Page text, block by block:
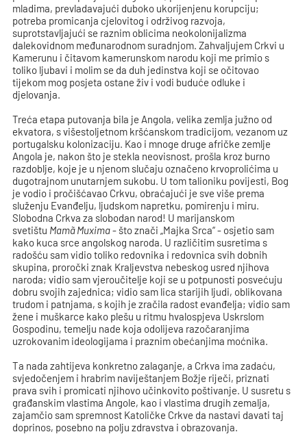
mladima, prevladavajući duboko ukorijenjenu korupciju;
potreba promicanja cjelovitog i održivog razvoja,
suprotstavljajući se raznim oblicima neokolonijalizma
dalekovidnom međunarodnom suradnjom. Zahvaljujem Crkvi u
Kamerunu i čitavom kamerunskom narodu koji me primio s
toliko ljubavi i molim se da duh jedinstva koji se očitovao
tijekom mog posjeta ostane živ i vodi buduće odluke i
djelovanja.
Treća etapa putovanja bila je Angola, velika zemlja južno od
ekvatora, s višestoljetnom kršćanskom tradicijom, vezanom uz
portugalsku kolonizaciju. Kao i mnoge druge afričke zemlje
Angola je, nakon što je stekla neovisnost, prošla kroz burno
razdoblje, koje je u njenom slučaju označeno krvoprolićima u
dugotrajnom unutarnjem sukobu. U tom talioniku povijesti, Bog
je vodio i pročišćavao Crkvu, obraćajući je sve više prema
služenju Evanđelju, ljudskom napretku, pomirenju i miru.
Slobodna Crkva za slobodan narod! U marijanskom
svetištu Mamã Muxima- što znači „Majka Srca“ - osjetio sam
kako kuca srce angolskog naroda. U različitim susretima s
radošću sam vidio toliko redovnika i redovnica svih dobnih
skupina, proročki znak Kraljevstva nebeskog usred njihova
naroda; vidio sam vjeroučitelje koji se u potpunosti posvećuju
dobru svojih zajednica; vidio sam lica starijih ljudi, oblikovana
trudom i patnjama, s kojih je zračila radost evanđelja; vidio sam
žene i muškarce kako plešu u ritmu hvalospjeva Uskrslom
Gospodinu, temelju nade koja odolijeva razočaranjima
uzrokovanim ideologijama i praznim obećanjima moćnika.
Ta nada zahtijeva konkretno zalaganje, a Crkva ima zadaću,
svjedočenjem i hrabrim naviještanjem Božje riječi, priznati
prava svih i promicati njihovo učinkovito poštivanje. U susretu s
građanskim vlastima Angole, kao i vlastima drugih zemalja,
zajamčio sam spremnost Katoličke Crkve da nastavi davati taj
doprinos, posebno na polju zdravstva i obrazovanja.